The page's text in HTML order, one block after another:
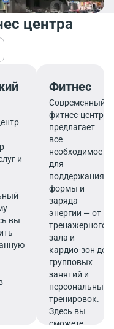
центра
и
вы
Фитнес
Современный
фитнес-центр
предлагает
все
необходимое
для
поддержания
формы и
заряда
энергии — от
тренажерного
зала и
кардио-зон до
групповых
занятий и
персональных
тренировок.
Здесь вы
сможете